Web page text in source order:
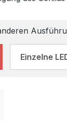
Einzelne